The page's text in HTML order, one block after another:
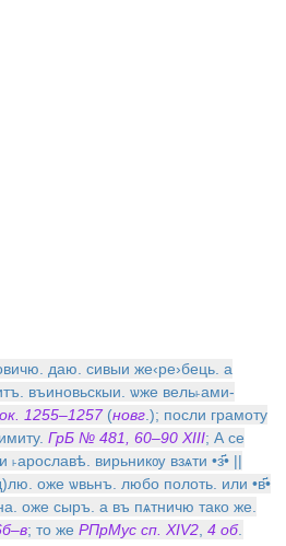
даю. сивыи же‹ре›бець. а
въиновьскыи. ѡже вель˫ами-
1255–1257(новг .); посли грамоту
ГрБ № 481, 60–90 XIII; А се
вирьникѹ взѧти •з҃• ||
оже ѡвьнъ. любо полоть. или •в҃•
оже сыръ. а въ пѧтничю тако же.
; то же РПрМус сп. XIV2 4 об.